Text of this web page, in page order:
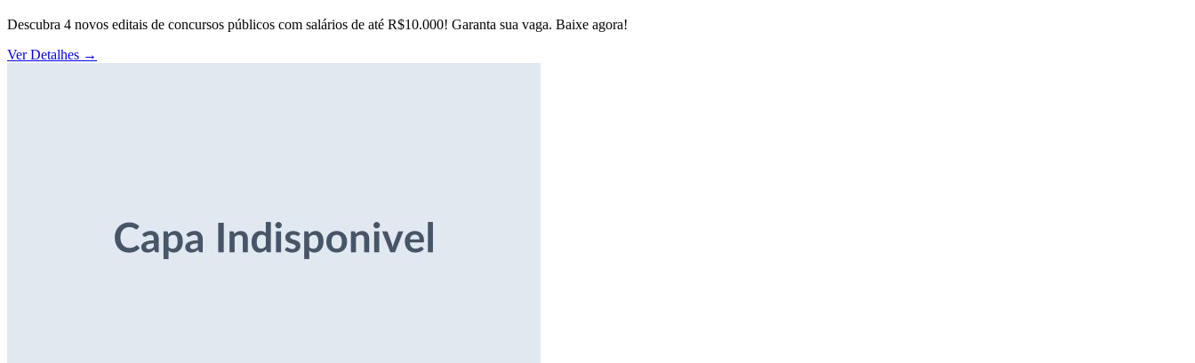
Descubra 4 novos editais de concursos públicos com salários de até R$10.000! Garanta sua vaga. Baixe agora!
Ver Detalhes →